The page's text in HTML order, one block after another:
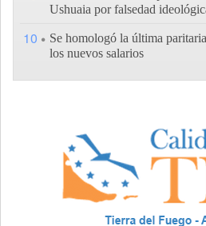
Ushuaia por falsedad
10
Se homologó la última
los nuevos salarios